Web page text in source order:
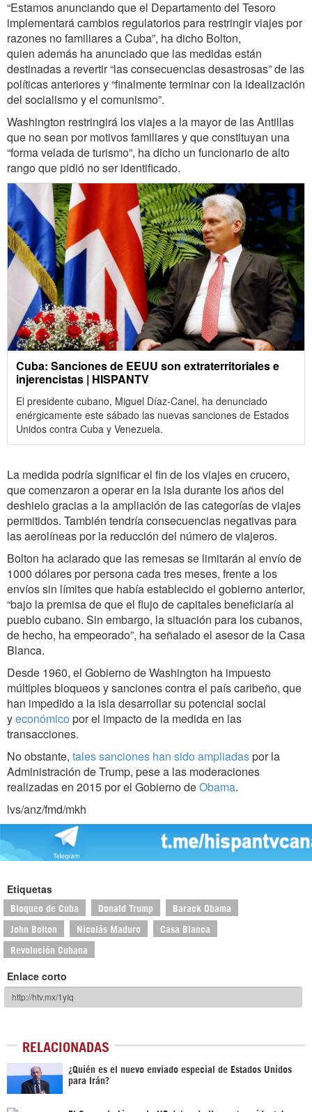
“Estamos anunciando que el Departamento del Tesoro
implementará cambios regulatorios para restringir viajes por
razones no familiares a Cuba”, ha dicho Bolton,
quien además ha anunciado que las medidas están
destinadas a revertir “las consecuencias desastrosas” de las
políticas anteriores y “finalmente terminar con la idealización
del socialismo y el comunismo”.
Washington restringirá los viajes a la mayor de las Antillas
que no sean por motivos familiares y que constituyan una
“forma velada de turismo”, ha dicho un funcionario de alto
rango que pidió no ser identificado.
Cuba: Sanciones de EEUU son extraterritoriales e
injerencistas | HISPANTV
El presidente cubano, Miguel Díaz-Canel, ha denunciado
enérgicamente este sábado las nuevas sanciones de Estados
Unidos contra Cuba y Venezuela.
La medida podría significar el fin de los viajes en crucero,
que comenzaron a operar en la isla durante los años del
deshielo gracias a la ampliación de las categorías de viajes
permitidos. También tendría consecuencias negativas para
las aerolíneas por la reducción del número de viajeros.
Bolton ha aclarado que las remesas se limitarán al envío de
1000 dólares por persona cada tres meses, frente a los
envíos sin límites que había establecido el gobierno anterior,
“bajo la premisa de que el flujo de capitales beneficiaría al
pueblo cubano. Sin embargo, la situación para los cubanos,
de hecho, ha empeorado”, ha señalado el asesor de la Casa
Blanca.
Desde 1960, el Gobierno de Washington ha impuesto
múltiples bloqueos y sanciones contra el país caribeño, que
han impedido a la isla desarrollar su potencial social
yeconómico por el impacto de la medida en las
transacciones.
No obstante, tales sanciones han sido ampliadaspor la
Administración de Trump, pese a las moderaciones
realizadas en 2015 por el Gobierno deObama.
lvs/anz/fmd/mkh
Etiquetas
Bloqueo de Cuba Donald Trump Barack Obama
John Bolton Nicolás Maduro Casa Blanca
Revolución Cubana
Enlace corto
RELACIONADAS
¿Quién es el nuevo enviado especial de Estados Unidos
para Irán?